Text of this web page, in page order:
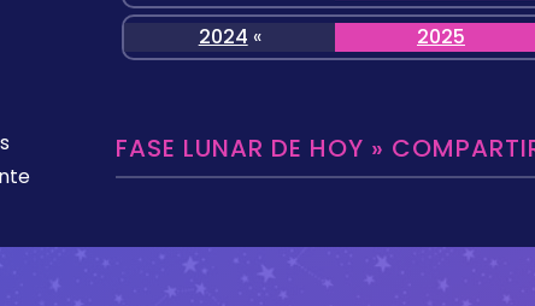
2024 « 2025
FASE LUNAR DE HOY »